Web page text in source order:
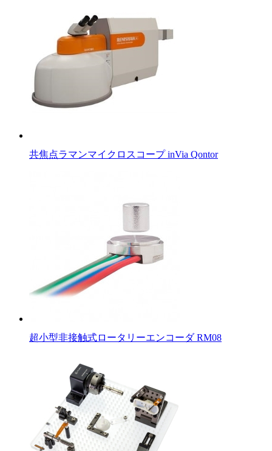
共焦点ラマンマイクロスコープ inVia Qontor
超小型非接触式ロータリーエンコーダ RM08